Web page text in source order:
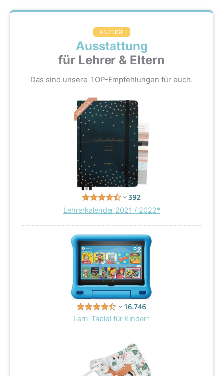
ANZEIGE
Ausstattung
für Lehrer & Eltern
Das sind unsere TOP-Empfehlungen für euch.
Lehrerkalender 2021 / 2022*
Lern-Tablet für Kinder*